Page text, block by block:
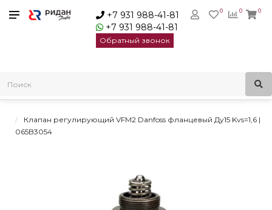
+7 931 988-41-81
+7 931 988-41-81
Обратный звонок
0
0 0
Клапаны регулирующие седельные
Клапан регулирующий VFM2 Danfoss фланцевый Ду15 Kvs=1,6 |
065B3054